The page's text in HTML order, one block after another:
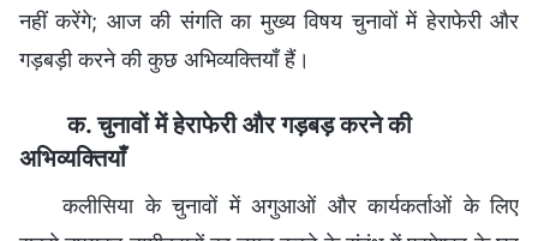
नहीं करेंगे; आज की संगति का मुख्य विषय चुनावों में हेराफेरी और
गड़बड़ी करने की कुछ अभिव्यक्तियाँ हैं।
क. चुनावों में हेराफेरी और गड़बड़ करने की
अभिव्यक्तियाँ
कलीसिया के चुनावों में अगुआओं और कार्यकर्ताओं के लिए